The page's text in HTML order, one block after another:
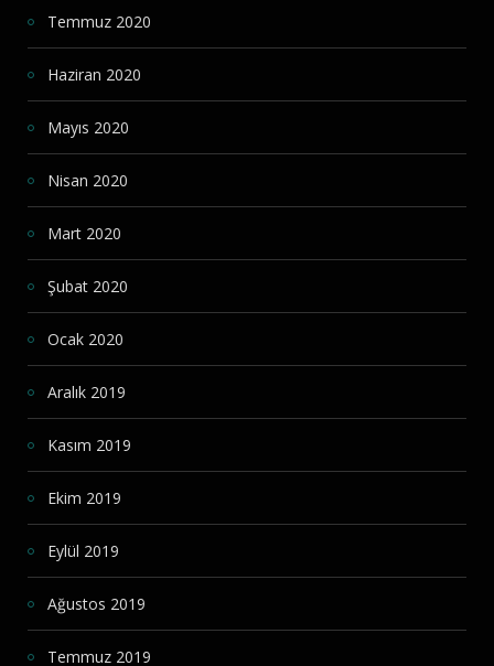
Temmuz 2020
Haziran 2020
Mayıs 2020
Nisan 2020
Mart 2020
Şubat 2020
Ocak 2020
Aralık 2019
Kasım 2019
Ekim 2019
Eylül 2019
Ağustos 2019
Temmuz 2019